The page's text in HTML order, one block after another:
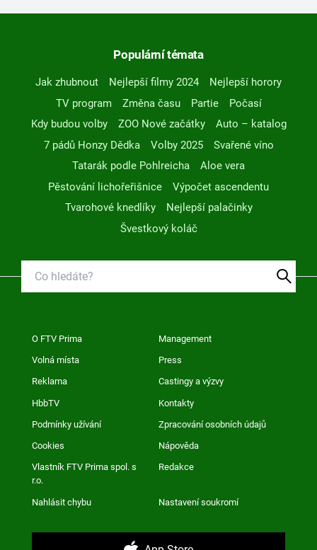
Populární témata
Jak zhubnout Nejlepší filmy 2024
Nejlepší horory
TV program
Změna času Partie
Počasí
Kdy budou volby
ZOO Nové začátky
Auto – katalog
7 pádů Honzy Dědka
Volby 2025
Svařené víno
Tatarák podle Pohlreicha
Aloe vera
Pěstování lichořeřišnice
Výpočet ascendentu
Tvarohové knedlíky
Nejlepší palačinky
Švestkový koláč
O FTV Prima Management
Volná místa Press
Reklama Castingy a výzvy
HbbTV Kontakty
Podmínky užívání Zpracování osobních údajů
Cookies Nápověda
Vlastník FTV Prima spol. s
r.o.
Redakce
Nahlásit chybu Nastavení soukromí